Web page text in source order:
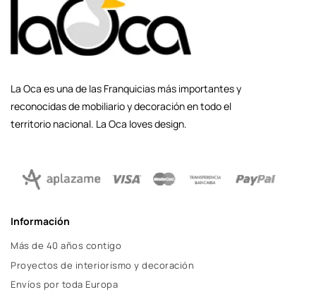
La Oca es una de las Franquicias más importantes y
reconocidas de mobiliario y decoración en todo el
territorio nacional. La Oca loves design.
Información
Más de 40 años contigo
Proyectos de interiorismo y decoración
Envíos por toda Europa